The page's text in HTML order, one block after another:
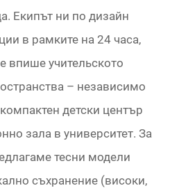
Екипът ни по дизайн
в рамките на 24 часа,
впише учительското
– независимо
детски център
зала в университет. За
тесни модели
съхранение (високи,